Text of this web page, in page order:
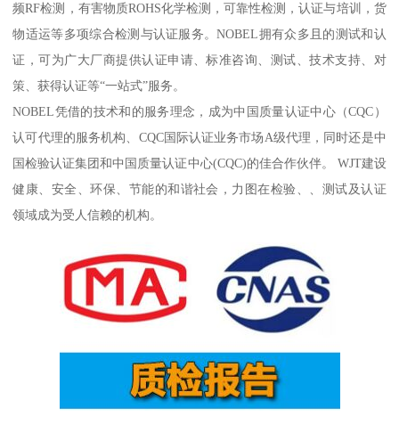
频RF检测，有害物质ROHS化学检测，可靠性检测，认证与培训，货
物适运等多项综合检测与认证服务。NOBEL拥有众多且的测试和认
证，可为广大厂商提供认证申请、标准咨询、测试、技术支持、对
策、获得认证等“一站式”服务。
NOBEL凭借的技术和的服务理念，成为中国质量认证中心（CQC）
认可代理的服务机构、CQC国际认证业务市场A级代理，同时还是中
国检验认证集团和中国质量认证中心(CQC)的佳合作伙伴。 WJT建设
健康、安全、环保、节能的和谐社会，力图在检验、、测试及认证
领域成为受人信赖的机构。